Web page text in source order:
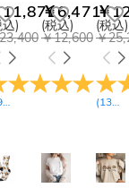
11,871
)
レビュー
￥6,471
(税込)
￥12,600
￥
(税込)
￥
(13レ